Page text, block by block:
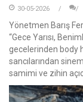
30-05-2026
Yönetmen Barış
“Gece Yarısı,
gecelerinden body
sancılarından
samimi ve zihin